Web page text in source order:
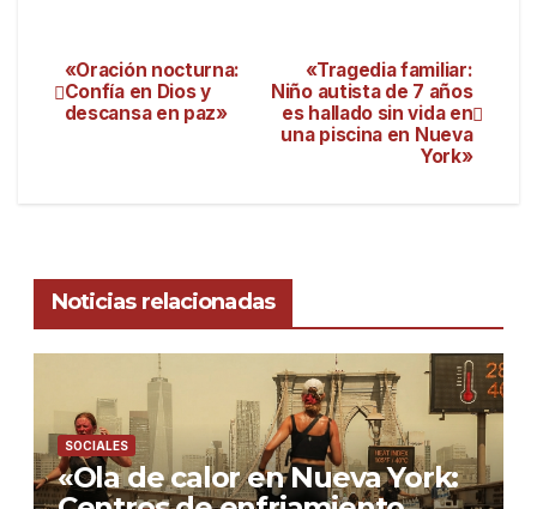
«Tragedia familiar:
Niño autista de 7 años
es hallado sin vida en
una piscina en Nueva
York»
«Oración nocturna:
Confía en Dios y
descansa en paz»
Noticias relacionadas
SOCIALES
«Ola de calor en Nueva York: